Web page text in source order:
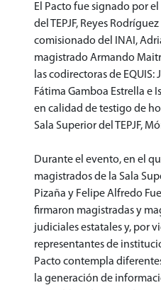
El Pacto fue signado por
del TEPJF, Reyes
comisionado del INAI,
magistrado Armando
las codirectoras de
Fátima Gamboa Estrella e
en calidad de testigo de
Sala Superior del TEPJF,
Durante el evento, en el
magistrados de la Sala
Pizaña y Felipe Alfredo
firmaron magistradas y
judiciales estatales y, por
representantes de
Pacto contempla
la generación de